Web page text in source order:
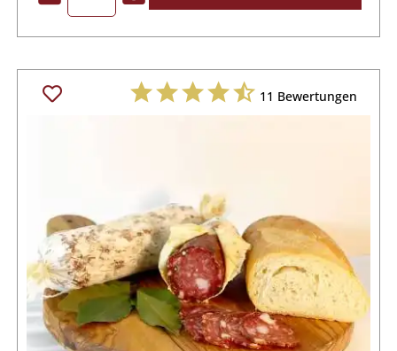
11 Bewertungen